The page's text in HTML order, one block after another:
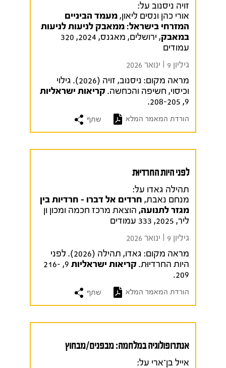
זויה ניסנוב על:
אורי כהן ונסים ליאון,מעמד הביניים
המזרחי בישראל: ממאבק לניעות לניעות
במאבק
, ירושלים, מאגנס, 2024, 320
עמודים
גיליון 9 I ינואר 2026
מראה מקום:
ניסנוב, זויה (2026). גילוי
וכיסוי, חשיפה והכחשה.קריאות ישראליות
9, 208-205.
הורדת המאמר המלא שתף
לפני היות החרדיוּת
תהילה גאדו על:
מנחם נאבת, חרדים אל דברו – חרדיות בין
מגזר לתנועה, הוצאת מרכז חכמה ומכון ון
ליר, 2025, 333 עמודים
גיליון 9 I ינואר 2026
מראה מקום:
גאדו, תהילה (2026). לפני
היות החרדיוּת.קריאות ישראליות
9, 216-
209.
הורדת המאמר המלא שתף
אנתרופולוגיה במלחמה: מבפנים/מבחוץ
אייל בן־ארי על: